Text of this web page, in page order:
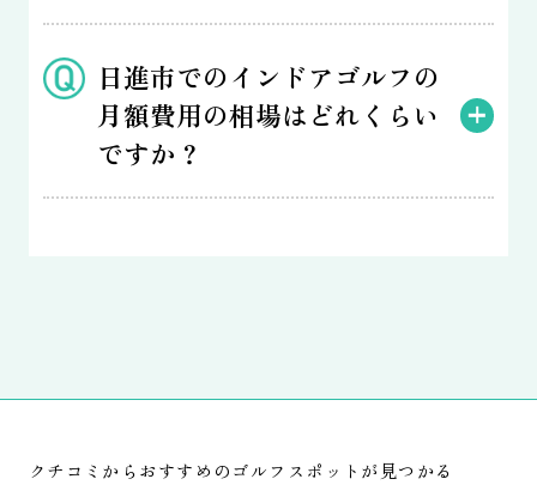
日進市でのインドアゴルフの
月額費用の相場はどれくらい
ですか？
クチコミからおすすめのゴルフスポットが見つかる